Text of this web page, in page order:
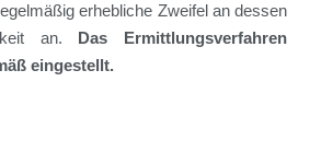
erhebliche Zweifel an dessen
an. Das Ermittlungsverfahren
eingestellt.